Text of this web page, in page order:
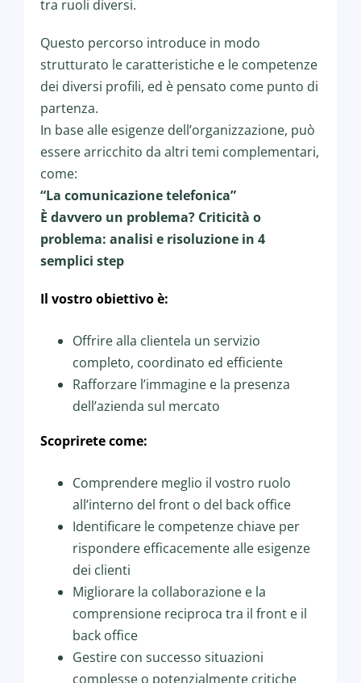
tra ruoli diversi.
Questo percorso introduce in modo
strutturato le caratteristiche e le competenze
dei diversi profili, ed è pensato come punto di
partenza.
In base alle esigenze dell’organizzazione, può
essere arricchito da altri temi complementari,
come:
“La comunicazione telefonica”
È davvero un problema? Criticità o
problema: analisi e risoluzione in 4
semplici step
Il vostro obiettivo è:
Offrire alla clientela un servizio
completo, coordinato ed efficiente
Rafforzare l’immagine e la presenza
dell’azienda sul mercato
Scoprirete come:
Comprendere meglio il vostro ruolo
all’interno del front o del back office
Identificare le competenze chiave per
rispondere efficacemente alle esigenze
dei clienti
Migliorare la collaborazione e la
comprensione reciproca tra il front e il
back office
Gestire con successo situazioni
complesse o potenzialmente critiche